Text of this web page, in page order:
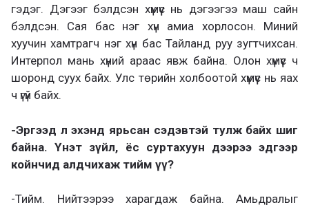
гэдэг. Дэгээг бэлдсэн хүмүүс нь дэгээгээ маш сайн
бэлдсэн. Сая бас нэг хүн амиа хорлосон. Миний
хуучин хамтрагч нэг хүн бас Тайланд руу зугтчихсан.
Интерпол мань хүний араас явж байна. Олон хүмүүс ч
шоронд суух байх. Улс төрийн холбоотой хүмүүс нь яах
ч үгүй байх.
-Эргээд л эхэнд ярьсан сэдэвтэй тулж байх шиг
байна. Үнэт зүйл, ёс суртахуун дээрээ эдгээр
койнчид алдчихаж тийм үү?
-Тийм. Нийтээрээ харагдаж байна. Амьдралыг